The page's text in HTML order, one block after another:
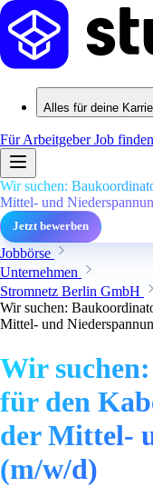
Alles für deine
Für ArbeitgeberJob finden
Wir suchen:
Mittel- und
Jetzt bewerben
Jobbörse
Unternehmen
Stromnetz Berlin GmbH
Wir suchen:
Mittel- und
Wir
für den
der Mittel-
(m/w/d)